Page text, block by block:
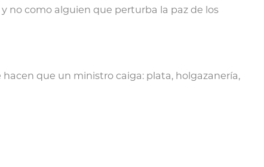
no como alguien que perturba la paz de los
que un ministro caiga: plata, holgazanería,